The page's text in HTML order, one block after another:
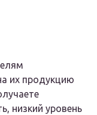
их продукцию
низкий уровень